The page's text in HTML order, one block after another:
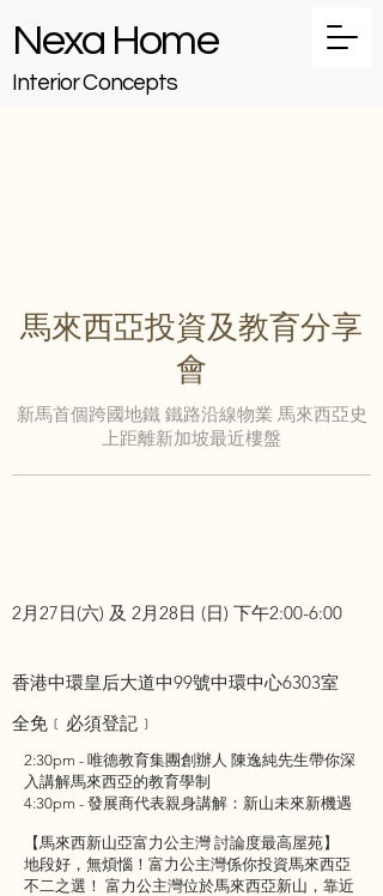
Nexa Home
Interior Concepts
馬來西亞投資及教育分享
會
新馬首個跨國地鐵 鐵路沿線物業 馬來西亞史
上距離新加坡最近樓盤
2月27日(六) 及 2月28日 (日) 下午2:00-6:00
香港中環皇后大道中99號中環中心6303室
全免﹝必須登記﹞
2:30pm - 唯德教育集團創辦人 陳逸純先生帶你深
入講解馬來西亞的教育學制
4:30pm - 發展商代表親身講解：新山未來新機遇
【馬來西新山亞富力公主灣 討論度最高屋苑】
地段好，無煩惱！富力公主灣係你投資馬來西亞
不二之選！ 富力公主灣位於馬來西亞新山，靠近